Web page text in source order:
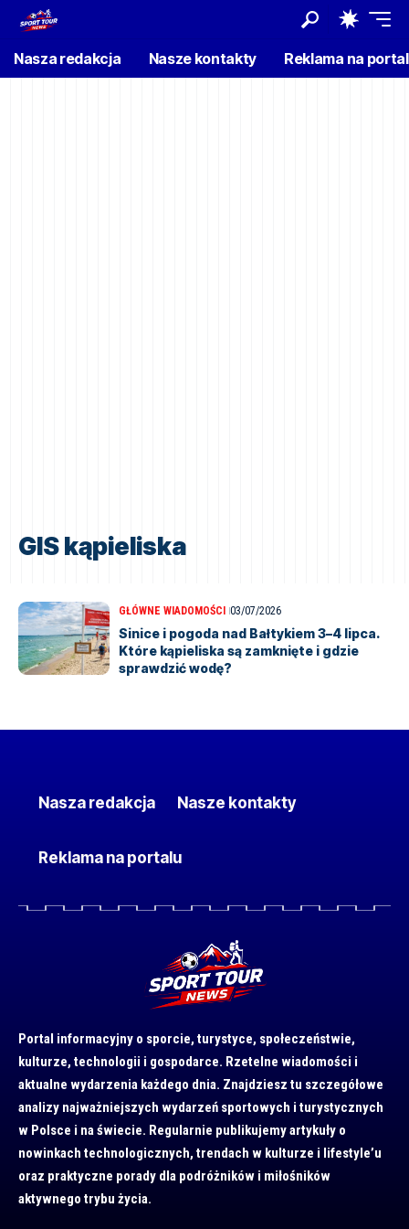
Nasza redakcja Nasze kontakty Reklama na
GIS kąpieliska
GŁÓWNE WIADOMOŚCI 03/07/2026
Sinice i pogoda nad Bałtykiem 3–4 lipca.
Które kąpieliska są zamknięte i gdzie
sprawdzić wodę?
Nasza redakcja Nasze kontakty
Reklama na portalu
Portal informacyjny o sporcie, turystyce, społeczeństwie,
kulturze, technologii i gospodarce. Rzetelne wiadomości i
aktualne wydarzenia każdego dnia. Znajdziesz tu szczegółowe
analizy najważniejszych wydarzeń sportowych i turystycznych
w Polsce i na świecie. Regularnie publikujemy artykuły o
nowinkach technologicznych, trendach w kulturze i lifestyle’u
oraz praktyczne porady dla podróżników i miłośników
aktywnego trybu życia.